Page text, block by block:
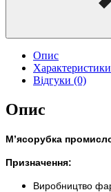
Опис
Характеристики
Відгуки (0)
Опис
М’ясорубка
Призначення:
Виробництво